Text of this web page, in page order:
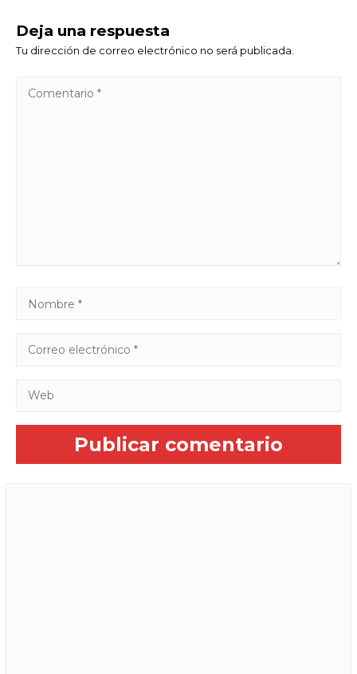
Deja una respuesta
Tu dirección de correo electrónico no será publicada.